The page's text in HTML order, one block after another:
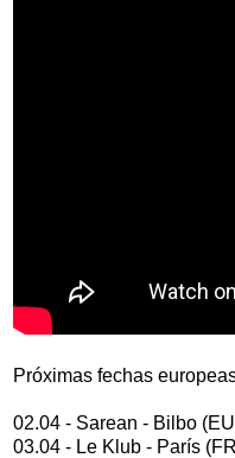
Próximas fechas
02.04 - Sarean - Bilbo
03.04 - Le Klub - París